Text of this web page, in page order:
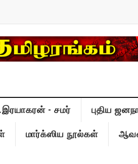
- சமர் புதிய
மார்க்ஸிய நூல்கள்